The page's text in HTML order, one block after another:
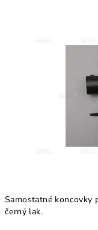
Samostatné koncovky
černý lak.